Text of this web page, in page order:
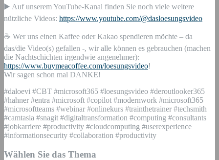
▶️ Auf unserem YouTube-Kanal finden Sie noch viele weitere
nützliche Videos: https://www.youtube.com/@dasloesungsvideo
☕ Wer uns einen Kaffee oder Kakao spendieren möchte – da
das/die Video(s) gefallen -, wir alle können es gebrauchen (machen
die Nachtschichten irgendwie angenehmer):
https://www.buymeacoffee.com/loesungsvideo!
Wir sagen schon mal DANKE!
#daloevi #CBT #microsoft365 #loesungsvideo #deroutlooker365
#hahner #entra #microsoft #copilot #modernwork #microsoft365
#microsoftteams #webinar #onlinekurs #trainthetrainer #techsmith
#camtasia #snagit #digitaltransformation #computing #consultants
#jobkarriere #productivity #cloudcomputing #userexperience
#informationsecurity #collaboration #productivity
Wählen Sie das Thema